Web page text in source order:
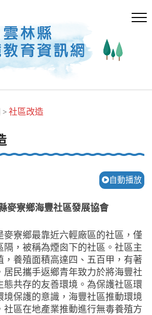
> 社區改造
自動播放
麥寮鄉海豐社區發展協會
麥寮鄉最靠近六輕廠區的社區，僅
隔，被稱為煙囪下的社區。社區主
，養殖面積高達四、五百甲，有著
居民攜手返鄉青年致力於將海豐社
態共存的友善環境。為保護社區環
境保護的意識，海豐社區推動環境
社區在地產業推動進行無毒養殖方